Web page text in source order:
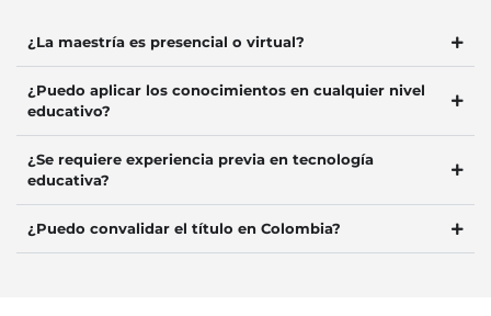
¿La maestría es presencial o virtual?
¿Puedo aplicar los conocimientos en cualquier nivel
educativo?
¿Se requiere experiencia previa en tecnología
educativa?
¿Puedo convalidar el título en Colombia?